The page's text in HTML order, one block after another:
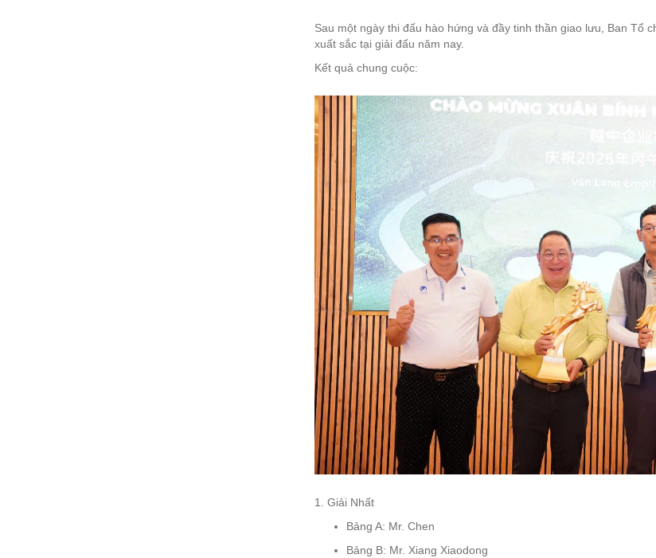
Sau một ngày thi đấu hào hứng và đầy tinh thần giao lưu, Ban Tổ
xuất sắc tại giải đấu năm nay.
Kết quả chung cuộc:
1. Giải Nhất
Bảng A: Mr. Chen
Bảng B: Mr. Xiang Xiaodong